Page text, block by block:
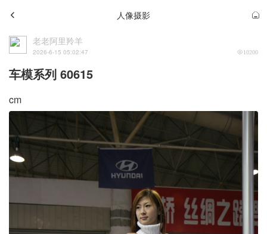
人像摄影
老老阿里羚羊
2026-6-15 05:02:47 10200
车模系列 60615
cm